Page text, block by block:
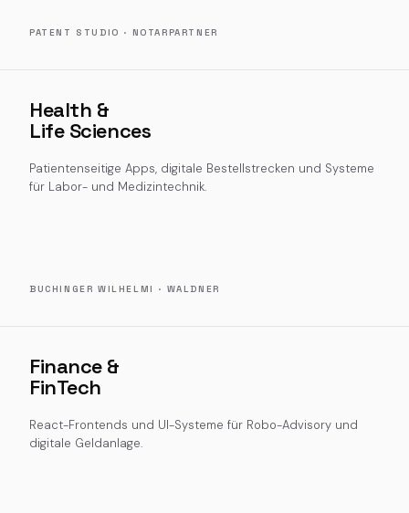
PATENT STUDIO · NOTARPARTNER
Health &
Life Sciences
Patientenseitige Apps, digitale Bestellstrecken und Systeme
für Labor- und Medizintechnik.
BUCHINGER WILHELMI · WALDNER
Finance &
FinTech
React-Frontends und UI-Systeme für Robo-Advisory und
digitale Geldanlage.